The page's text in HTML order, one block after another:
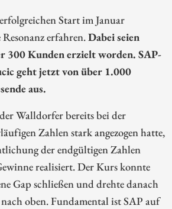
Start im Januar
erfahren.Dabei seien
300 Kunden erzielt worden. SAP-
geht jetzt von über 1.000
aus.
Walldorfer bereits bei der
Zahlen stark angezogen hatte,
der endgültigen Zahlen
realisiert. Der Kurs konnte
Gap schließen und drehte danach
oben. Fundamental ist SAP auf